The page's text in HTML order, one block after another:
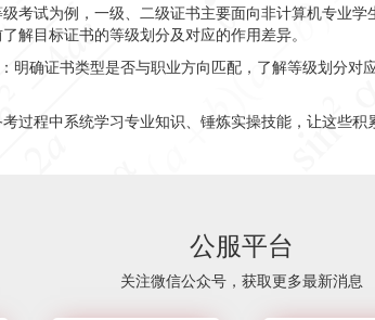
考试为例，一级、二级证书主要面向非计算机专业
解目标证书的等级划分及对应的作用差异。
明确证书类型是否与职业方向匹配，了解等级划分
过程中系统学习专业知识、锤炼实操技能，让这些积
公服平台
关注微信公众号，获取更多最新消息